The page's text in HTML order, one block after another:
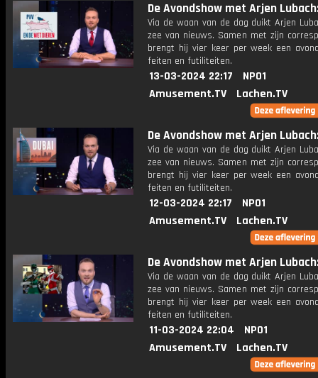
De Avondshow met Arjen
Via de waan van de dag duikt Arjen
zee van nieuws. Samen met zijn
brengt hij vier keer per week een
feiten en futiliteiten.
13-03-2024 22:17
NPO1
Amusement.TV
Lachen.TV
De Avondshow met Arjen
Via de waan van de dag duikt Arjen
zee van nieuws. Samen met zijn
brengt hij vier keer per week een
feiten en futiliteiten.
12-03-2024 22:17
NPO1
Amusement.TV
Lachen.TV
De Avondshow met Arjen
Via de waan van de dag duikt Arjen
zee van nieuws. Samen met zijn
brengt hij vier keer per week een
feiten en futiliteiten.
11-03-2024 22:04
NPO1
Amusement.TV
Lachen.TV